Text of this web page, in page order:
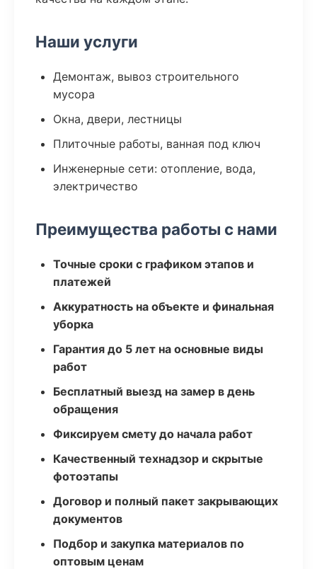
Наши услуги
Демонтаж, вывоз строительного
мусора
Окна, двери, лестницы
Плиточные работы, ванная под ключ
Инженерные сети: отопление, вода,
электричество
Преимущества работы с нами
Точные сроки с графиком этапов и
платежей
Аккуратность на объекте и финальная
уборка
Гарантия до 5 лет на основные виды
работ
Бесплатный выезд на замер в день
обращения
Фиксируем смету до начала работ
Качественный технадзор и скрытые
фотоэтапы
Договор и полный пакет закрывающих
документов
Подбор и закупка материалов по
оптовым ценам